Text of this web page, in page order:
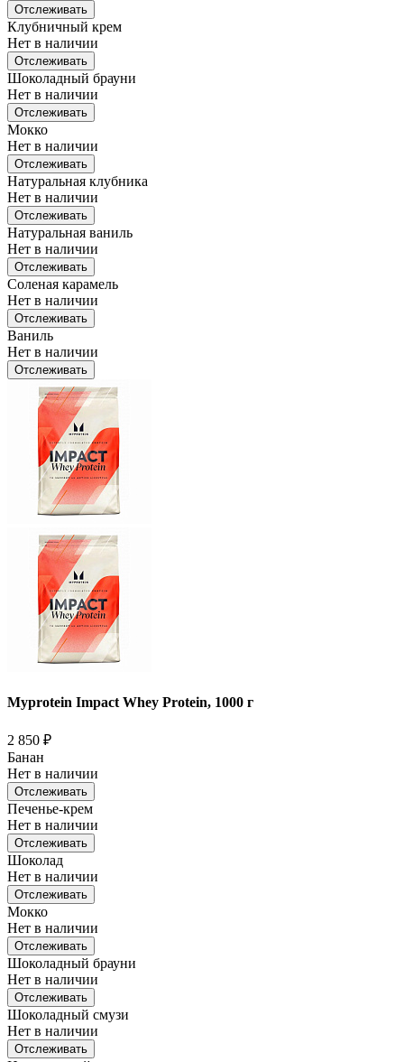
Отслеживать
Клубничный крем
Нет в наличии
Отслеживать
Шоколадный брауни
Нет в наличии
Отслеживать
Мокко
Нет в наличии
Отслеживать
Натуральная клубника
Нет в наличии
Отслеживать
Натуральная ваниль
Нет в наличии
Отслеживать
Соленая карамель
Нет в наличии
Отслеживать
Ваниль
Нет в наличии
Отслеживать
Myprotein Impact Whey Protein, 1000 г
2 850 ₽
Банан
Нет в наличии
Отслеживать
Печенье-крем
Нет в наличии
Отслеживать
Шоколад
Нет в наличии
Отслеживать
Мокко
Нет в наличии
Отслеживать
Шоколадный брауни
Нет в наличии
Отслеживать
Шоколадный смузи
Нет в наличии
Отслеживать